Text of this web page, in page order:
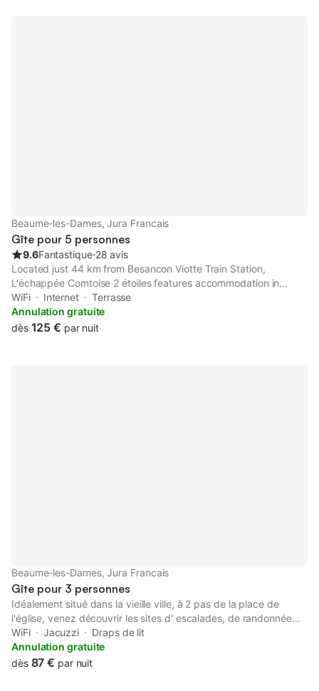
Beaume-les-Dames, Jura Francais
Gîte pour 5 personnes
9.6Fantastique⋅28 avis
Located just 44 km from Besancon Viotte Train Station,
L'échappée Comtoise 2 étoiles features accommodation in
Baume-les-Dames with access to a garden, barbecue facilities,
as well as private check-in and check-out.
WiFi Internet
Terrasse
Annulation gratuite
dès 125 € par nuit
Beaume-les-Dames, Jura Francais
Gîte pour 3 personnes
Idéalement situé dans la vieille ville, à 2 pas de la place de
l'église, venez découvrir les sites d' escalades, de randonnée
dans la vallée ou simplement respirer le grand air de la
campagne française.
WiFi Jacuzzi
Draps de lit
Annulation gratuite
dès 87 € par nuit